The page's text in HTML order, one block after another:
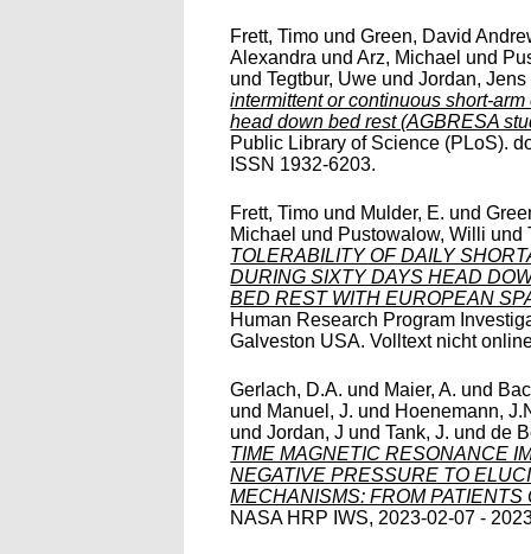
Frett, Timo undGreen, David
Alexandra undArz, Michael und
undTegtbur, Uwe undJordan, Jens
intermittent or continuous short-
head down bed rest (AGBRESA
Public Library of Science (PLoS).
ISSN 1932-6203.
Frett, Timo und Mulder, E. und
Michael und Pustowalow, Willi und
TOLERABILITY OF DAILY
DURING SIXTY DAYS HEAD
BED REST WITH EUROPEAN
Human Research Program
Galveston USA. Volltext nicht
Gerlach, D.A. und Maier, A. und
und Manuel, J. und Hoenemann,
undJordan, J undTank, J. undde
TIME MAGNETIC RESONANCE
NEGATIVE PRESSURE TO
MECHANISMS: FROM
NASA HRP IWS, 2023-02-07 -